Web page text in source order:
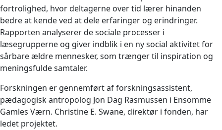
fortrolighed, hvor deltagerne over tid lærer hinanden
bedre at kende ved at dele erfaringer og erindringer.
Rapporten analyserer de sociale processer i
læsegrupperne og giver indblik i en ny social aktivitet for
sårbare ældre mennesker, som trænger til inspiration og
meningsfulde samtaler.
Forskningen er gennemført af forskningsassistent,
pædagogisk antropolog Jon Dag Rasmussen i Ensomme
Gamles Værn. Christine E. Swane, direktør i fonden, har
ledet projektet.